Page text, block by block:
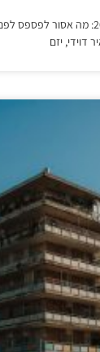
התחדשות עירונית 2026: מה אסור
דוידי, יזם